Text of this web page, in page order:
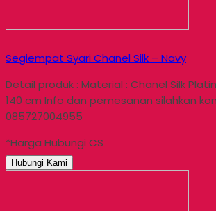
Segiempat Syari Chanel Silk – Navy
Detail produk : Material : Chanel Silk
140 cm Info dan pemesanan silahkan
085727004955
*Harga Hubungi CS
Hubungi Kami